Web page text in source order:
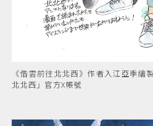
《偕雲前往北北西》作者入江亞季繪
北北西」官方X帳號